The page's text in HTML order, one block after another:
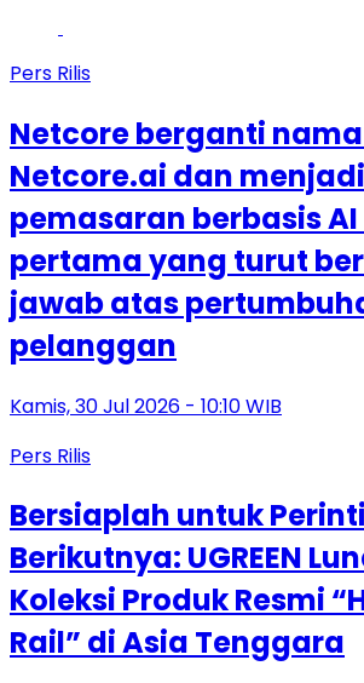
Pers Rilis
Netcore berganti
Netcore.ai dan
pemasaran berbasis
pertama yang turut
jawab atas
pelanggan
Kamis, 30 Jul 2026 - 10:10 WIB
Pers Rilis
Bersiaplah untuk
Berikutnya: UGREEN
Koleksi Produk Resmi
Rail” di Asia Tenggara